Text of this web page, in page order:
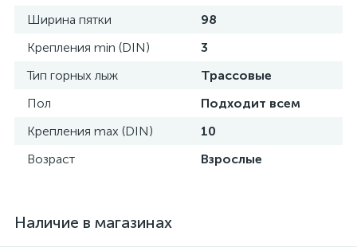
Ширина пятки
98
Крепления min (DIN)
3
Тип горных лыж
Трассовые
Пол
Подходит всем
Крепления max (DIN)
10
Возраст
Взрослые
Наличие в магазинах